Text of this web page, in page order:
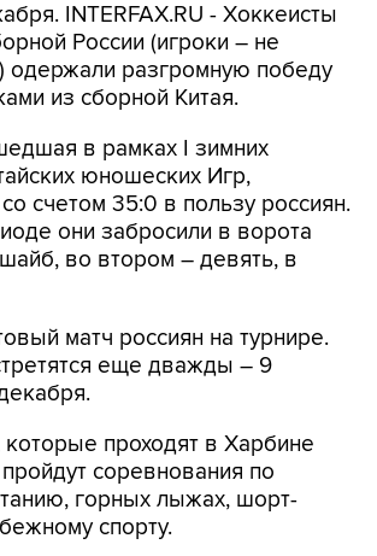
INTERFAX.RU - Хоккеисты
России (игроки – не
одержали разгромную победу
из сборной Китая.
в рамках I зимних
юношеских Игр,
счетом 35:0 в пользу россиян.
они забросили в ворота
во втором – девять, в
матч россиян на турнире.
еще дважды – 9
проходят в Харбине
соревнования по
горных лыжах, шорт-
спорту.